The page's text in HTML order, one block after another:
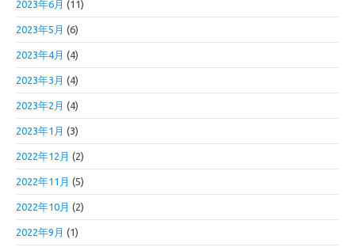
2023年6月 (11)
2023年5月 (6)
2023年4月 (4)
2023年3月 (4)
2023年2月 (4)
2023年1月 (3)
2022年12月 (2)
2022年11月 (5)
2022年10月 (2)
2022年9月 (1)